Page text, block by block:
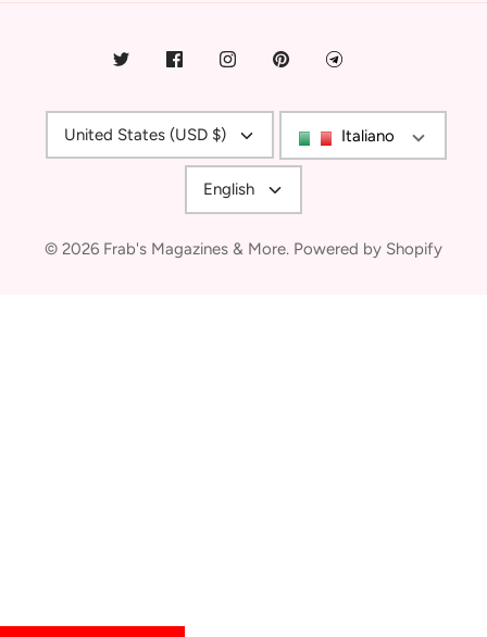
Currency
United States (USD $) Italiano
Language
English
© 2026 Frab's Magazines & More. Powered by Shopify